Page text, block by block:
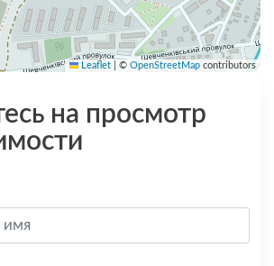
Leaflet © OpenStreetMap contributors
на просмотр